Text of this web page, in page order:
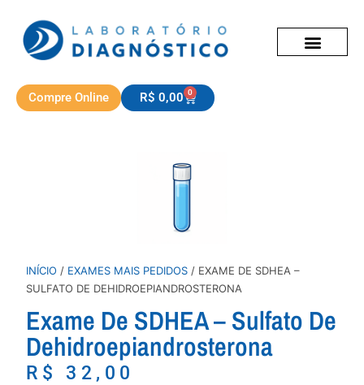
Compre Online R$ 0,00 0
INÍCIO / EXAMES MAIS PEDIDOS / EXAME DE SDHEA –
SULFATO DE DEHIDROEPIANDROSTERONA
Exame De SDHEA – Sulfato De
Dehidroepiandrosterona
R$ 32,00